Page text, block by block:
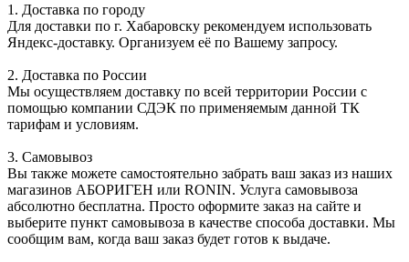
1. Доставка по городу
Для доставки по г. Хабаровску рекомендуем использовать
Яндекс-доставку. Организуем её по Вашему запросу.
2. Доставка по России
Мы осуществляем доставку по всей территории России с
помощью компании СДЭК по применяемым данной ТК
тарифам и условиям.
3. Самовывоз
Вы также можете самостоятельно забрать ваш заказ из наших
магазинов АБОРИГЕН или RONIN. Услуга самовывоза
абсолютно бесплатна. Просто оформите заказ на сайте и
выберите пункт самовывоза в качестве способа доставки. Мы
сообщим вам, когда ваш заказ будет готов к выдаче.